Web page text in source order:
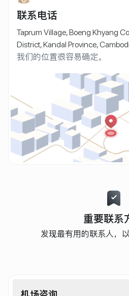
联系电话
Taprum Village, Boeng Khyang
District, Kandal Province,
我们的位置很容易确定。
重要联系
发现最有用的联系人，